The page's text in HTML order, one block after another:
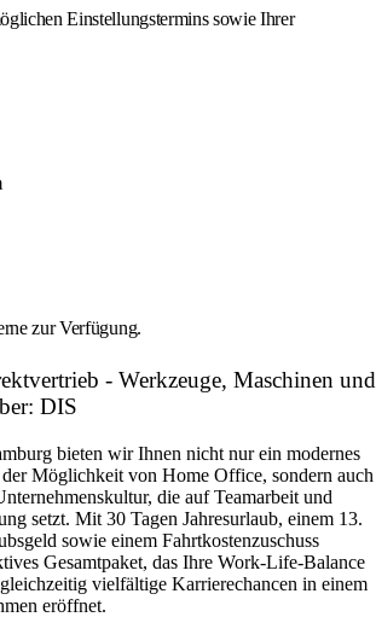
Einstellungstermins sowie Ihrer
zur Verfügung.
- Werkzeuge, Maschinen und
DIS
bieten wir Ihnen nicht nur ein modernes
Möglichkeit von Home Office, sondern auch
die auf Teamarbeit und
setzt. Mit 30 Tagen Jahresurlaub, einem 13.
sowie einem Fahrtkostenzuschuss
Gesamtpaket, das Ihre Work-Life-Balance
vielfältige Karrierechancen in einem
eröffnet.